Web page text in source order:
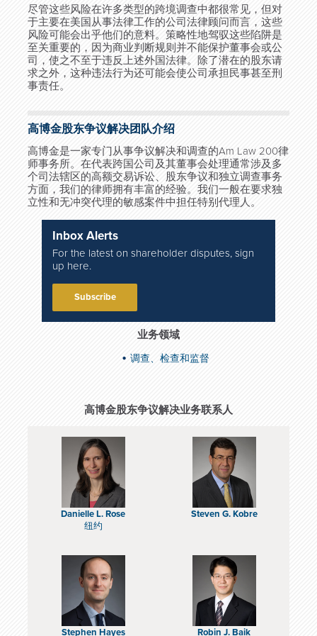
尽管这些风险在许多类型的跨境调查中都很常见，但对
于主要在美国从事法律工作的公司法律顾问而言，这些
风险可能会出乎他们的意料。策略性地驾驭这些陷阱是
至关重要的，因为商业判断规则并不能保护董事会或公
司，使之不至于违反上述外国法律。除了潜在的股东请
求之外，这种违法行为还可能会使公司承担民事甚至刑
事责任。
高博金股东争议解决团队介绍
高博金是一家专门从事争议解决和调查的Am Law 200律
师事务所。在代表跨国公司及其董事会处理通常涉及多
个司法辖区的高额交易诉讼、股东争议和独立调查事务
方面，我们的律师拥有丰富的经验。我们一般在要求独
立性和无冲突代理的敏感案件中担任特别代理人。
Inbox Alerts
For the latest on shareholder disputes, sign
up here.
Subscribe
业务领域
调查、检查和监督
高博金股东争议解决业务联系人
Danielle L. Rose
纽约
Steven G. Kobre
Stephen Hayes Robin J. Baik